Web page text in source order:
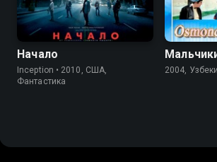
Начало
Inception • 2010, США,
Фантастика
2004,